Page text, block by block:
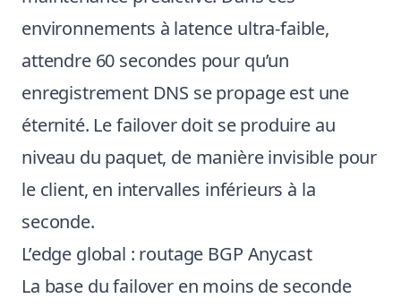
environnements à latence ultra-faible,
attendre 60 secondes pour qu’un
enregistrement DNS se propage est une
éternité. Le failover doit se produire au
niveau du paquet, de manière invisible pour
le client, en intervalles inférieurs à la
seconde.
L’edge global : routage BGP Anycast
La base du failover en moins de seconde